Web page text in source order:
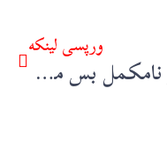
ورپسې لينکه
د يو نامکمل بس مکمله خو عجيبه قيصه – پښتون